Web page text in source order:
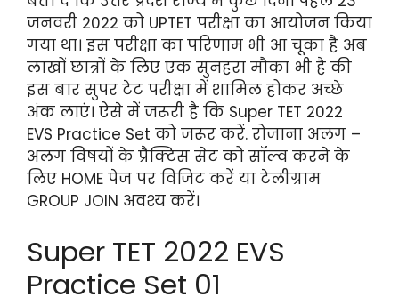
जनवरी 2022 को UPTET परीक्षा का आयोजन किया
गया था। इस परीक्षा का परिणाम भी आ चूका है अब
लाखों छात्रों के लिए एक सुनहरा मौका भी है की
इस बार सुपर टेट परीक्षा में शामिल होकर अच्छे
अंक लाएं। ऐसे में जरूरी है कि Super TET 2022
EVS Practice Set को जरूर करें. रोजाना अलग –
अलग विषयों के प्रैक्टिस सेट को सॉल्व करने के
लिए HOME पेज पर विजिट करें या टेलीग्राम
GROUP JOIN अवश्य करें।
Super TET 2022 EVS
Practice Set 01